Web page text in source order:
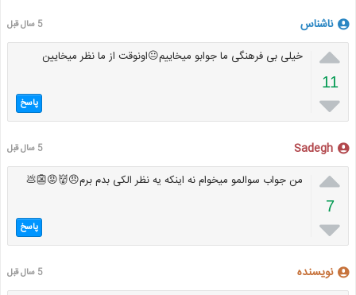
ناشناس 5 سال قبل

11

خیلی بی فرهنگی ما جوابو میخاییم😐اونوقت از ما نظر میخایین
پاسخ
Sadegh 5 سال قبل

7

من جواب سوالمو میخوام نه اینکه یه نظر الکی بدم برم😠👹😡👺💩
پاسخ
نویسنده 5 سال قبل